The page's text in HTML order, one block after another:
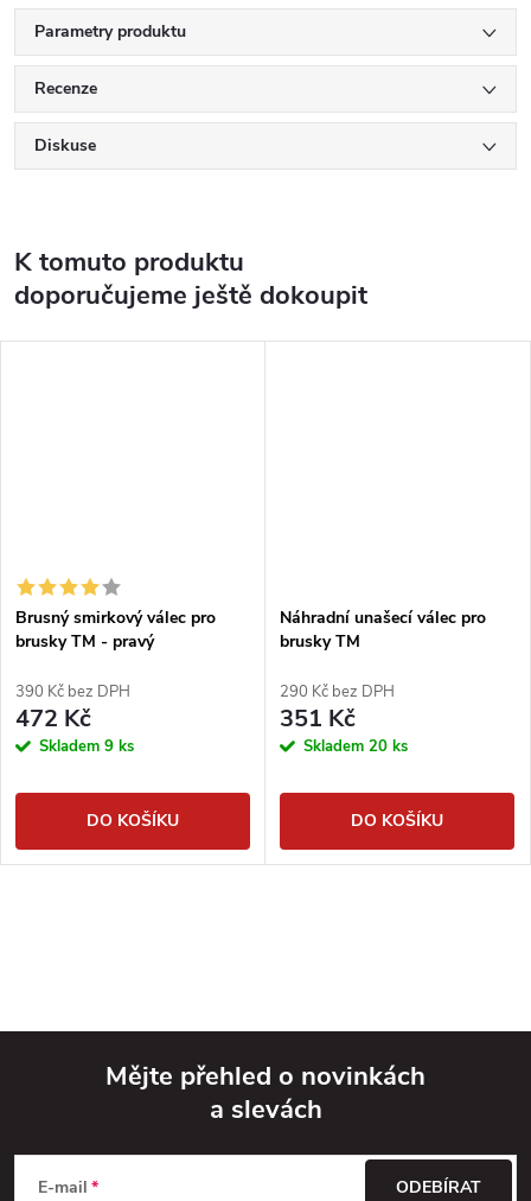
Parametry produktu
Recenze
Diskuse
K tomuto produktu
doporučujeme ještě dokoupit
Brusný smirkový válec pro
brusky TM - pravý
390 Kč bez DPH
472 Kč
Skladem 9 ks
DO KOŠÍKU
Náhradní unašecí válec pro
brusky TM
290 Kč bez DPH
351 Kč
Skladem 20 ks
DO KOŠÍKU
Mějte přehled o novinkách
a slevách
E-mail ODEBÍRAT